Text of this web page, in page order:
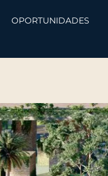
OPORTUNIDADES